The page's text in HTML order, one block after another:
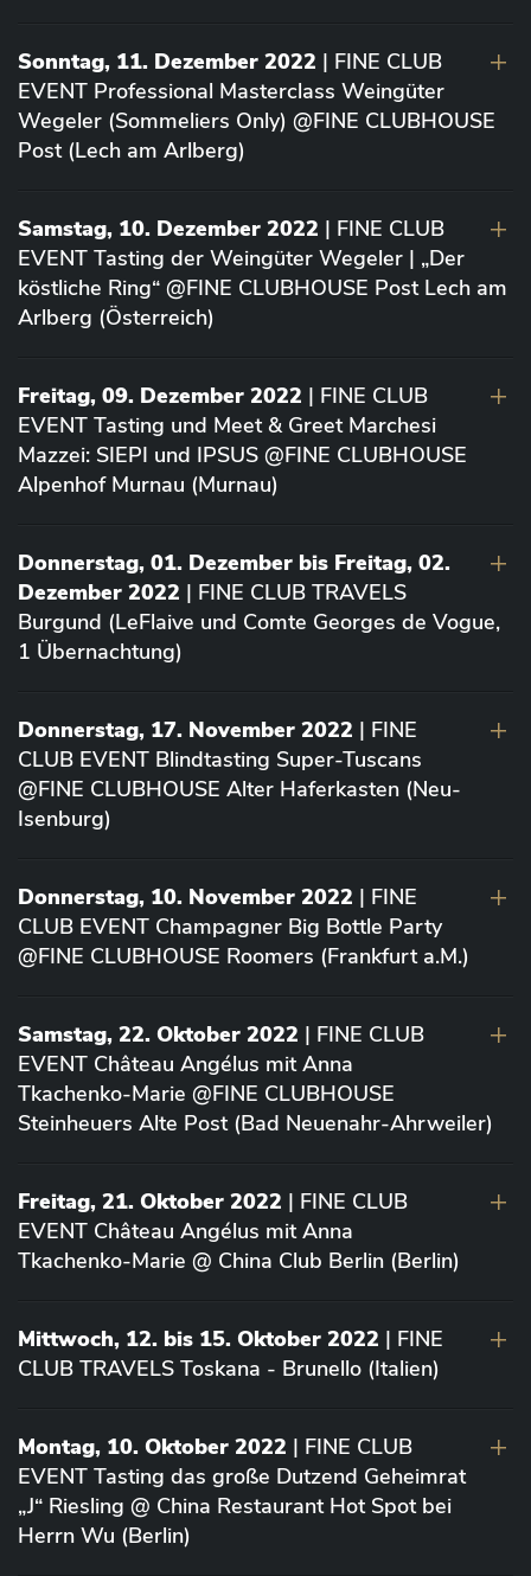
Sonntag, 11. Dezember 2022 | FINE CLUB
EVENT Professional Masterclass Weingüter
Wegeler (Sommeliers Only) @FINE CLUBHOUSE
Post (Lech am Arlberg)
Samstag, 10. Dezember 2022 | FINE CLUB
EVENT Tasting der Weingüter Wegeler | „Der
köstliche Ring“ @FINE CLUBHOUSE Post Lech am
Arlberg (Österreich)
Freitag, 09. Dezember 2022 | FINE CLUB
EVENT Tasting und Meet & Greet Marchesi
Mazzei: SIEPI und IPSUS @FINE CLUBHOUSE
Alpenhof Murnau (Murnau)
Donnerstag, 01. Dezember bis Freitag, 02.
Dezember 2022 | FINE CLUB TRAVELS
Burgund (LeFlaive und Comte Georges de Vogue,
1 Übernachtung)
Donnerstag, 17. November 2022 | FINE
CLUB EVENT Blindtasting Super-Tuscans
@FINE CLUBHOUSE Alter Haferkasten (Neu-
Isenburg)
Donnerstag, 10. November 2022 | FINE
CLUB EVENT Champagner Big Bottle Party
@FINE CLUBHOUSE Roomers (Frankfurt a.M.)
Samstag, 22. Oktober 2022 | FINE CLUB
EVENT Château Angélus mit Anna
Tkachenko-Marie @FINE CLUBHOUSE
Steinheuers Alte Post (Bad Neuenahr-Ahrweiler)
Freitag, 21. Oktober 2022 | FINE CLUB
EVENT Château Angélus mit Anna
Tkachenko-Marie @ China Club Berlin (Berlin)
Mittwoch, 12. bis 15. Oktober 2022 | FINE
CLUB TRAVELS Toskana - Brunello (Italien)
Montag, 10. Oktober 2022 | FINE CLUB
EVENT Tasting das große Dutzend Geheimrat
„J“ Riesling @ China Restaurant Hot Spot bei
Herrn Wu (Berlin)